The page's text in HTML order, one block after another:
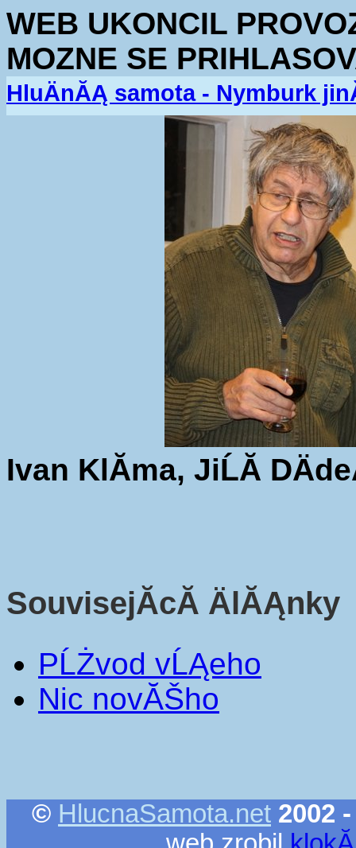
WEB UKONCIL
MOZNE SE
HluÄnĂĄ samota - Nymburk
Ivan KlĂ­ma, JiĹĂ­
SouvisejĂ­cĂ­ ÄlĂĄnky
PĹŻvod vĹĄeho
Nic novĂŠho
© HlucnaSamota.net 2002